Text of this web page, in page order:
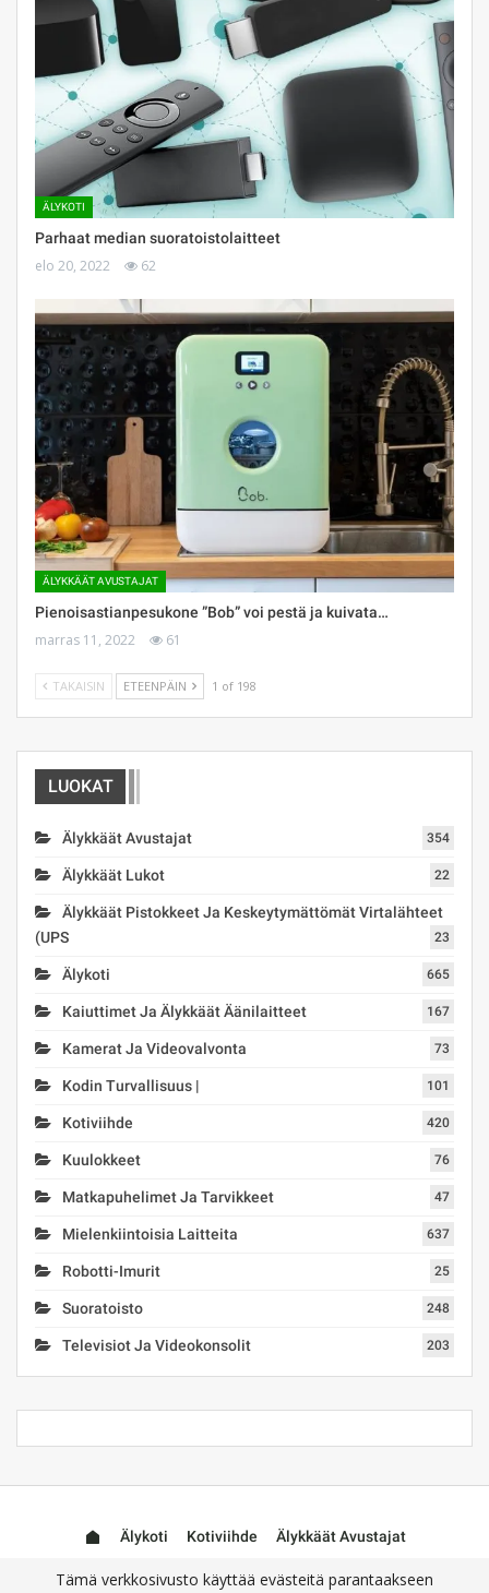
ÄLYKOTI
Parhaat median suoratoistolaitteet
elo 20, 2022 62
ÄLYKKÄÄT AVUSTAJAT
Pienoisastianpesukone ”Bob” voi pestä ja kuivata…
marras 11, 2022 61
TAKAISIN ETEENPÄIN 1 of 198
LUOKAT
Älykkäät Avustajat 354
Älykkäät Lukot 22
Älykkäät Pistokkeet Ja Keskeytymättömät Virtalähteet
(UPS
23
Älykoti 665
Kaiuttimet Ja Älykkäät Äänilaitteet 167
Kamerat Ja Videovalvonta 73
Kodin Turvallisuus | 101
Kotiviihde 420
Kuulokkeet 76
Matkapuhelimet Ja Tarvikkeet 47
Mielenkiintoisia Laitteita 637
Robotti-Imurit 25
Suoratoisto 248
Televisiot Ja Videokonsolit 203
Älykoti Kotiviihde
Älykkäät Avustajat
Tämä verkkosivusto käyttää evästeitä parantaakseen